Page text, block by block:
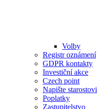
Volby
Registr oznámení
GDPR kontakty
Investiční akce
Czech point
Napište starostovi
Poplatky
Zastupitelstvo